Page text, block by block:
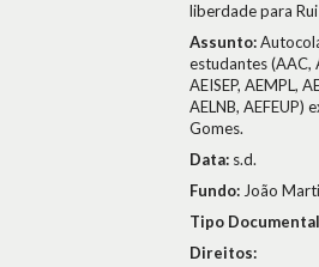
liberdade para
Assunto:
estudantes (AAC,
AEISEP, AEMPL,
AELNB, AEFEUP)
Gomes.
Data: s.d.
Fundo: João
Tipo
Direitos: